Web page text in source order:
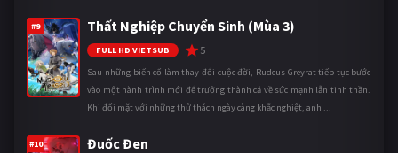
#9 Thất Nghiệp Chuyển Sinh (Mùa 3)
FULL HD VIETSUB 5
Sau những biến cố làm thay đổi cuộc đời, Rudeus Greyrat tiếp tục bước
vào một hành trình mới để trưởng thành cả về sức mạnh lẫn tinh thần.
Khi đối mặt với những thử thách ngày càng khắc nghiệt, anh ...
#10 Đuốc Đen